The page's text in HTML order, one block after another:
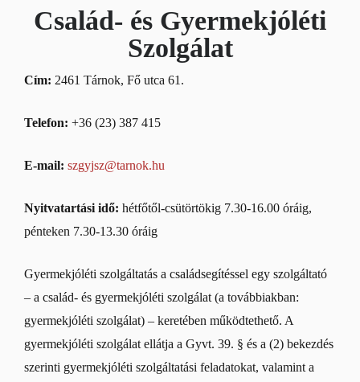
Család- és Gyermekjóléti
Szolgálat
Cím: 2461 Tárnok, Fő utca 61.
Telefon: +36 (23) 387 415
E-mail: szgyjsz@tarnok.hu
Nyitvatartási idő: hétfőtől-csütörtökig 7.30-16.00 óráig,
pénteken 7.30-13.30 óráig
Gyermekjóléti szolgáltatás a családsegítéssel egy szolgáltató
– a család- és gyermekjóléti szolgálat (a továbbiakban:
gyermekjóléti szolgálat) – keretében működtethető. A
gyermekjóléti szolgálat ellátja a Gyvt. 39. § és a (2) bekezdés
szerinti gyermekjóléti szolgáltatási feladatokat, valamint a